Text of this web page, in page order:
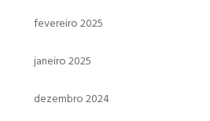
fevereiro 2025
janeiro 2025
dezembro 2024